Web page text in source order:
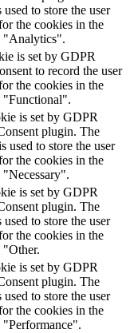
to store the user
the cookies in the
"Analytics".
is set by GDPR
to record the user
the cookies in the
"Functional".
is set by GDPR
plugin. The
used to store the user
the cookies in the
"Necessary".
is set by GDPR
plugin. The
to store the user
the cookies in the
"Other.
is set by GDPR
plugin. The
to store the user
the cookies in the
"Performance".